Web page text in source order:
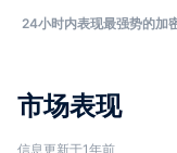
市场表现
信息更新于1年前
24小时内表现最强势的加